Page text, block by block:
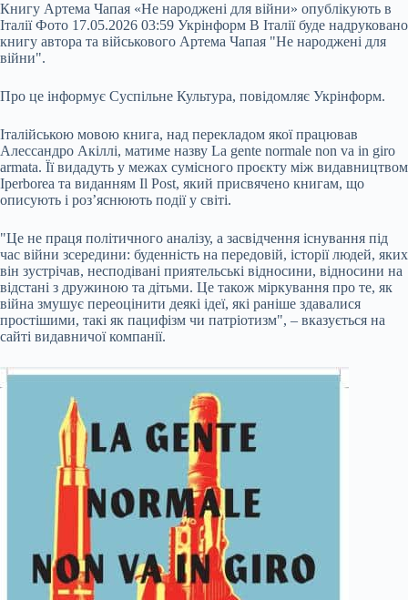
Книгу Артема Чапая «Не народжені для війни» опублікують в
Італії Фото 17.05.2026 03:59 Укрінформ В Італії буде надруковано
книгу автора та військового Артема Чапая "Не народжені для
війни".
Про це інформує Суспільне Культура, повідомляє Укрінформ.
Італійською мовою книга, над перекладом якої працював
Алессандро Акіллі, матиме назву La gente normale non va in giro
armata. Її видадуть у межах сумісного проєкту між видавництвом
Iperborea та виданням Il Post, який присвячено книгам, що
описують і роз’яснюють події у світі.
"Це не праця політичного аналізу, а засвідчення існування під
час війни зсередини: буденність на передовій, історії людей, яких
він зустрічав, несподівані приятельські відносини, відносини на
відстані з дружиною та дітьми. Це також міркування про те, як
війна змушує переоцінити деякі ідеї, які раніше здавалися
простішими, такі як пацифізм чи патріотизм", – вказується на
сайті видавничої компанії.